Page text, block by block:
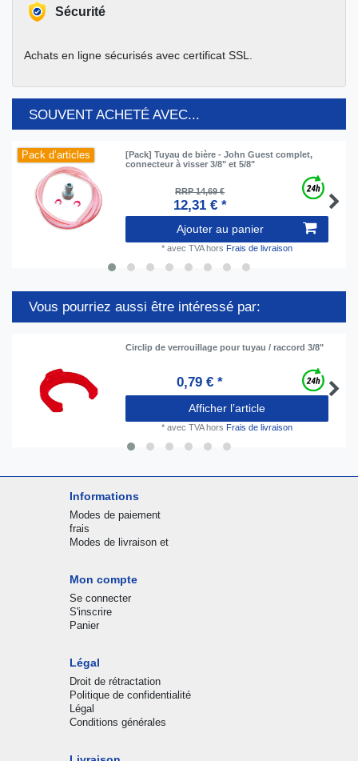
Sécurité
Achats en ligne sécurisés avec certificat SSL.
SOUVENT ACHETÉ AVEC...
Pack d’articles
[Pack] Tuyau de bière - John Guest complet,
connecteur à visser 3/8" et 5/8"
RRP 14,69 €
12,31 € *
Ajouter au panier
* avec TVAhors Frais de livraison
Vous pourriez aussi être intéressé par:
Circlip de verrouillage pour tuyau / raccord 3/8"
0,79 € *
Afficher l’article
* avec TVAhors Frais de livraison
Informations
Modes de paiement
frais
Modes de livraison et
Mon compte
Se connecter
S'inscrire
Panier
Légal
Droit de rétractation
Politique de confidentialité
Légal
Conditions générales